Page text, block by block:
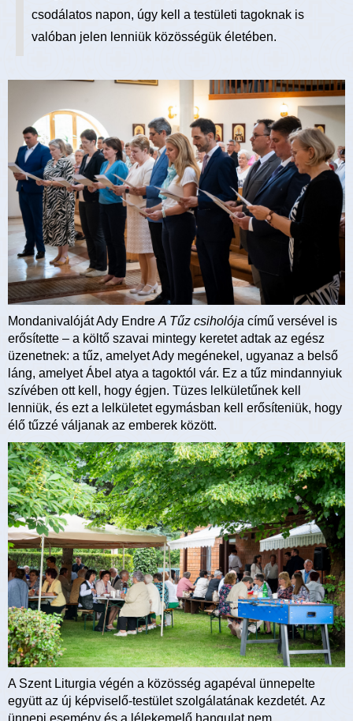
csodálatos napon, úgy kell a testületi tagoknak is
valóban jelen lenniük közösségük életében.
Mondanivalóját Ady Endre A Tűz csiholója című versével is
erősítette – a költő szavai mintegy keretet adtak az egész
üzenetnek: a tűz, amelyet Ady megénekel, ugyanaz a belső
láng, amelyet Ábel atya a tagoktól vár. Ez a tűz mindannyiuk
szívében ott kell, hogy égjen. Tüzes lelkületűnek kell
lenniük, és ezt a lelkületet egymásban kell erősíteniük, hogy
élő tűzzé váljanak az emberek között.
A Szent Liturgia végén a közösség agapéval ünnepelte
együtt az új képviselő-testület szolgálatának kezdetét. Az
ünnepi esemény és a lélekemelő hangulat nem